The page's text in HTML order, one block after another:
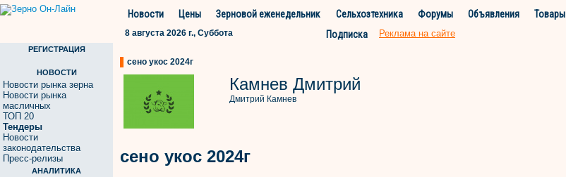
Новости Цены Зерновой еженедельник Сельхозтехника Форумы Объявления
Товары
Подписка
8 августа 2026 г., Суббота Реклама на сайте
РЕГИСТРАЦИЯ
НОВОСТИ
Новости рынка зерна
Новости рынка
масличных
ТОП 20
Тендеры
Новости
законодательства
Пресс-релизы
АНАЛИТИКА
сено укос 2024г
Камнев Дмитрий
Дмитрий Камнев
сено укос 2024г